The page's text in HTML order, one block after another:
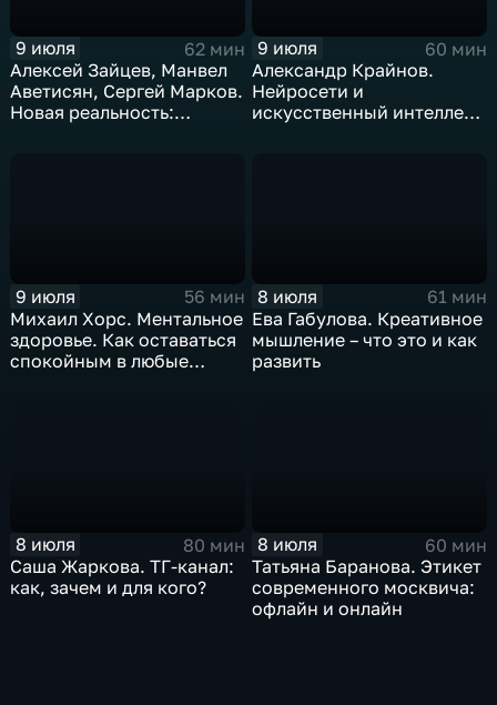
9 июля
62 мин
Алексей Зайцев, Манвел
Аветисян, Сергей Марков.
Новая реальность:
9 июля
60 мин
Александр Крайнов.
Нейросети и
искусственный интеллект
9 июля
56 мин
Михаил Хорс. Ментальное
здоровье. Как оставаться
спокойным в любые
8 июля
61 мин
Ева Габулова. Креативное
мышление – что это и как
развить
8 июля
80 мин
Саша Жаркова. ТГ-канал:
как, зачем и для кого?
8 июля
60 мин
Татьяна Баранова. Этикет
современного москвича:
офлайн и онлайн